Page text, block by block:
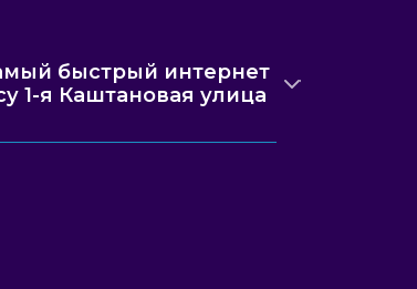
быстрый интернет
1-я Каштановая улица